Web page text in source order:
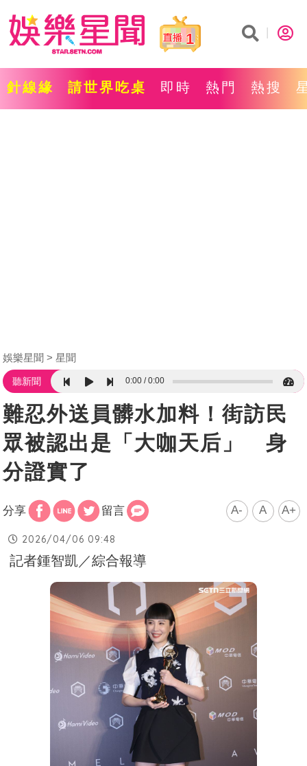
1
針線緣 請世界吃桌 即時 熱門 熱搜
娛樂星聞 星聞
聽新聞 0:00 0:00
難忍外送員髒水加料！街訪民
眾被認出是「大咖天后」 身
分證實了
分享 留言 A- A A+
2026/04/06 09:48
記者鍾智凱／綜合報導